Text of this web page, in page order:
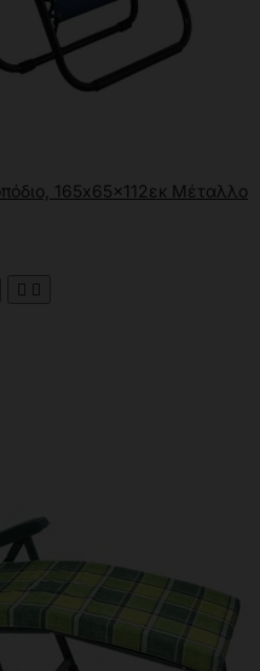
165x65x112εκ Μέταλλο
 